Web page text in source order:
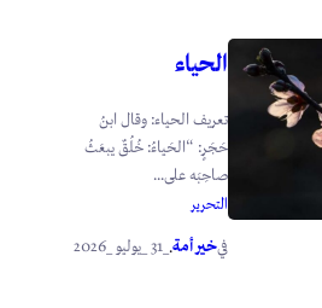
الحياء
تعريف الحياء: وقال ابنُ
حَجَرٍ: “الحَياءُ: خُلُقٌ يبعَثُ
صاحِبَه على...
التحرير
فيخير أمة.